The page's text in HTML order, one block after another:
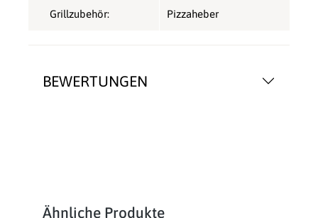
BEWERTUNGEN
Grillzubehör: Pizzaheber
Produktgalerie überspringen
Ähnliche Produkte